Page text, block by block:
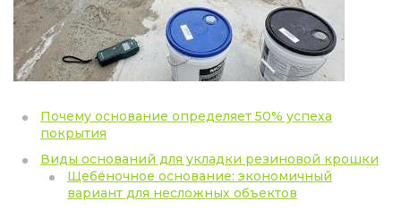
Почему основание определяет 50% успеха
покрытия
Виды оснований для укладки резиновой крошки
Щебёночное основание: экономичный
вариант для несложных объектов